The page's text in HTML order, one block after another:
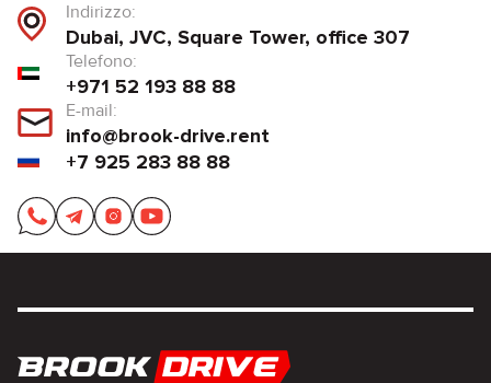
Indirizzo:
Dubai, JVC, Square Tower, office 307
Telefono:
+971 52 193 88 88
E-mail:
info@brook-drive.rent
+7 925 283 88 88